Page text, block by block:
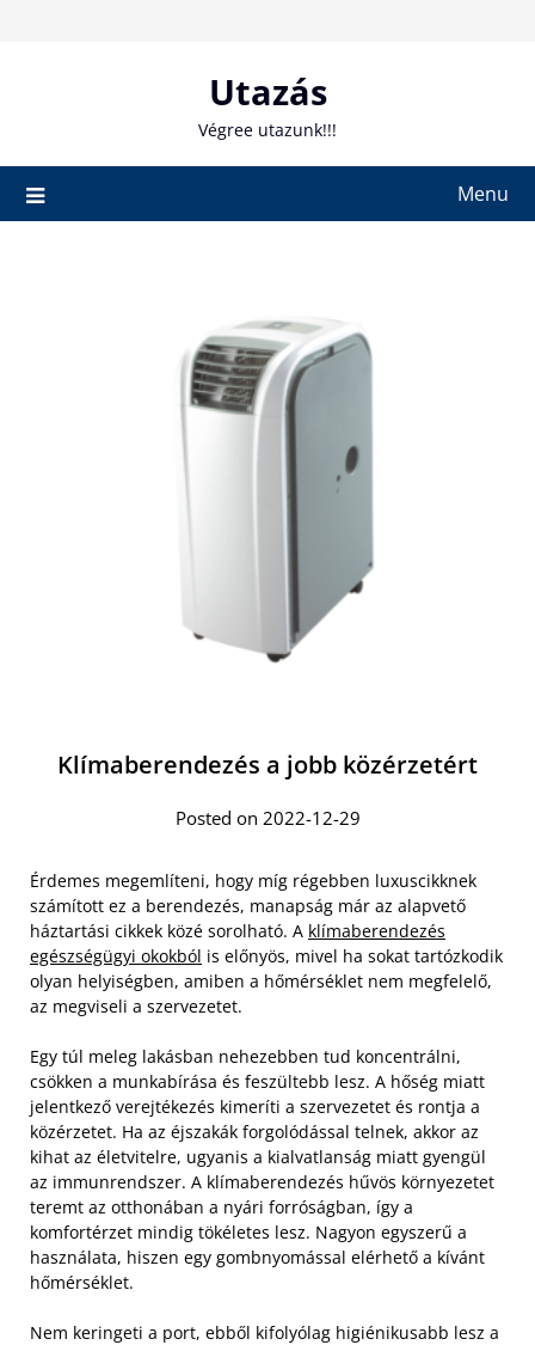
Utazás
Végree utazunk!!!
Menu
Klímaberendezés a jobb közérzetért
Posted on 2022-12-29
Érdemes megemlíteni, hogy míg régebben luxuscikknek
számított ez a berendezés, manapság már az alapvető
háztartási cikkek közé sorolható. A klímaberendezés
egészségügyi okokból is előnyös, mivel ha sokat tartózkodik
olyan helyiségben, amiben a hőmérséklet nem megfelelő,
az megviseli a szervezetet.
Egy túl meleg lakásban nehezebben tud koncentrálni,
csökken a munkabírása és feszültebb lesz. A hőség miatt
jelentkező verejtékezés kimeríti a szervezetet és rontja a
közérzetet. Ha az éjszakák forgolódással telnek, akkor az
kihat az életvitelre, ugyanis a kialvatlanság miatt gyengül
az immunrendszer. A klímaberendezés hűvös környezetet
teremt az otthonában a nyári forróságban, így a
komfortérzet mindig tökéletes lesz. Nagyon egyszerű a
használata, hiszen egy gombnyomással elérhető a kívánt
hőmérséklet.
Nem keringeti a port, ebből kifolyólag higiénikusabb lesz a